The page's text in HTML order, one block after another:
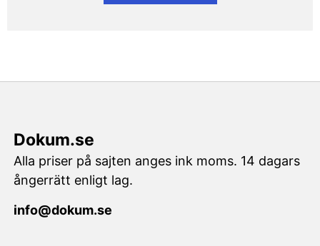
Dokum.se
Alla priser på sajten anges ink moms. 14 dagars
ångerrätt enligt lag.
info@dokum.se